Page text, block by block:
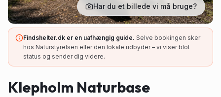
Har du et billede vi må bruge?
Findshelter.dk er en uafhængig guide. Selve bookingen sker
hos Naturstyrelsen eller den lokale udbyder – vi viser blot
status og sender dig videre.
Klepholm Naturbase